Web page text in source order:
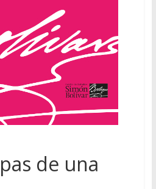
de una